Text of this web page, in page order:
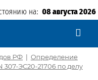
на: 08 августа 2026
РФ | Определение
307-ЭС20-21706 по делу